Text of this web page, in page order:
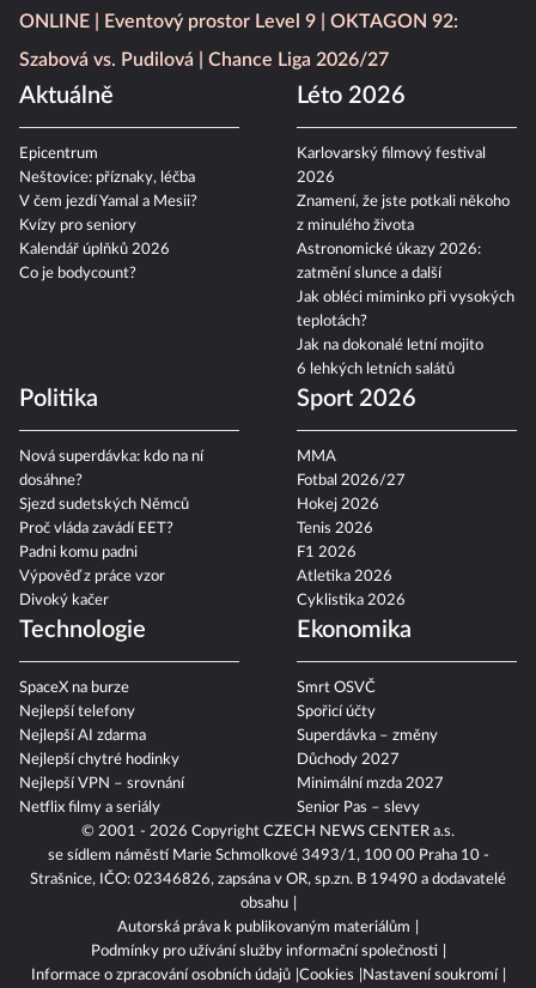
ONLINE
Eventový prostor Level 9
OKTAGON 92:
Szabová vs. Pudilová
Chance Liga 2026/27
Aktuálně
Epicentrum
Neštovice: příznaky, léčba
V čem jezdí Yamal a Mesii?
Kvízy pro seniory
Kalendář úplňků 2026
Co je bodycount?
Léto 2026
Karlovarský filmový festival
2026
Znamení, že jste potkali někoho
z minulého života
Astronomické úkazy 2026:
zatmění slunce a další
Jak obléci miminko při vysokých
teplotách?
Jak na dokonalé letní mojito
6 lehkých letních salátů
Politika
Nová superdávka: kdo na ní
dosáhne?
Sjezd sudetských Němců
Proč vláda zavádí EET?
Padni komu padni
Výpověď z práce vzor
Divoký kačer
Sport 2026
MMA
Fotbal 2026/27
Hokej 2026
Tenis 2026
F1 2026
Atletika 2026
Cyklistika 2026
Technologie
SpaceX na burze
Nejlepší telefony
Nejlepší AI zdarma
Nejlepší chytré hodinky
Nejlepší VPN – srovnání
Netflix filmy a seriály
Ekonomika
Smrt OSVČ
Spořicí účty
Superdávka – změny
Důchody 2027
Minimální mzda 2027
Senior Pas – slevy
© 2001 - 2026 Copyright CZECH NEWS CENTER a.s.
se sídlem náměstí Marie Schmolkové 3493/1, 100 00 Praha 10 -
Strašnice, IČO: 02346826, zapsána v OR, sp.zn. B 19490 a dodavatelé
obsahu
Autorská práva k publikovaným materiálům
Podmínky pro užívání služby informační společnosti
Informace o zpracování osobních údajů Cookies Nastavení soukromí